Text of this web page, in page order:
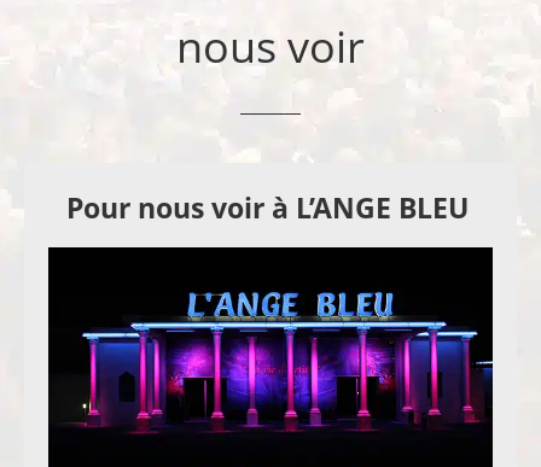
nous voir
Pour nous voir à L’ANGE BLEU